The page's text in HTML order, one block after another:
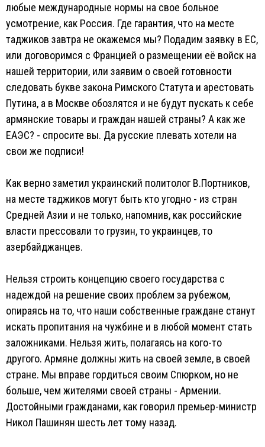
любые международные нормы на свое больное
усмотрение, как Россия. Где гарантия, что на месте
таджиков завтра не окажемся мы? Подадим заявку в ЕС,
или договоримся с Францией о размещении её войск на
нашей территории, или заявим о своей готовности
следовать букве закона Римского Статута и арестовать
Путина, а в Москве обозлятся и не будут пускать к себе
армянские товары и граждан нашей страны? А как же
ЕАЭС? - спросите вы. Да русские плевать хотели на
свои же подписи!
Как верно заметил украинский политолог В.Портников,
на месте таджиков могут быть кто угодно - из стран
Средней Азии и не только, напомнив, как российские
власти прессовали то грузин, то украинцев, то
азербайджанцев.
Нельзя строить концепцию своего государства с
надеждой на решение своих проблем за рубежом,
опираясь на то, что наши собственные граждане станут
искать пропитания на чужбине и в любой момент стать
заложниками. Нельзя жить, полагаясь на кого-то
другого. Армяне должны жить на своей земле, в своей
стране. Мы вправе гордиться своим Спюрком, но не
больше, чем жителями своей страны - Армении.
Достойными гражданами, как говорил премьер-министр
Никол Пашинян шесть лет тому назад.